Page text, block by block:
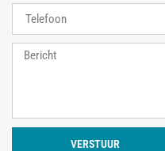
VERSTUUR